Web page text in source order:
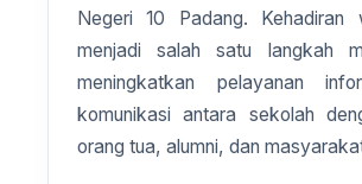
Negeri 10 Padang. Kehadiran
menjadi salah satu langkah
meningkatkan pelayanan
komunikasi antara sekolah
orang tua, alumni, dan